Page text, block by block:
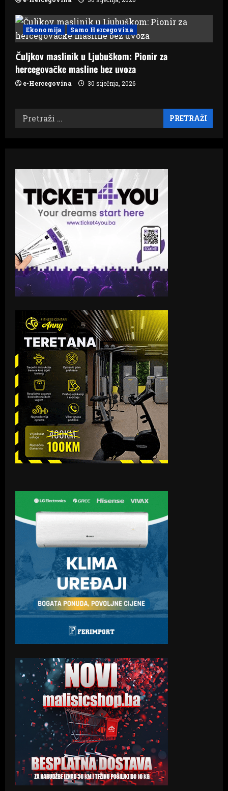
Ekonomija Samo Hercegovina
Čuljkov maslinik u Ljubuškom: Pionir za
hercegovačke masline bez uvoza
e-Hercegovina 30 siječnja, 2026
Pretraži: